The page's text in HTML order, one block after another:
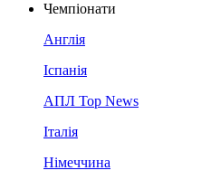
Чемпіонати
Англія
Іспанія
АПЛ Top News
Італія
Німеччина